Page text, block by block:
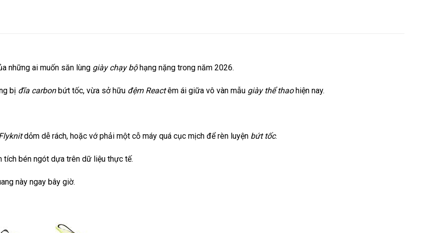
những ai muốn săn lùng giày chạy bộhạng nặng trong năm 2026.
bị đĩa carbonbứt tốc, vừa sở hữu đệm Reactêm ái giữa vô vàn mẫu giày thể thaohiện nay.
dỏm dễ rách, hoặc vớ phải một cỗ máy quá cục mịch để rèn luyện bứt tốc.
tích bén ngót dựa trên dữ liệu thực tế.
này ngay bây giờ.